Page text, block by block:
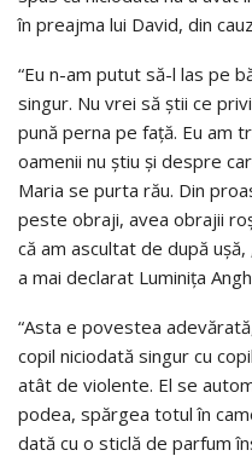
în preajma lui David, din
“Eu n-am putut să-l las pe
singur. Nu vrei să știi ce
pună perna pe față. Eu am
oamenii nu știu și despre
Maria se purta rău. Din
peste obraji, avea obrajii
că am ascultat de după ușă,
a mai declarat Luminița
“Asta e povestea
copil niciodată singur cu
atât de violente. El se
podea, spărgea totul în
dată cu o sticlă de parfum